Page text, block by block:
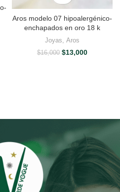
Aros modelo 07 hipoalergénico-
enchapados en oro 18 k
Joyas, Aros
$16,000 El
$13,000El